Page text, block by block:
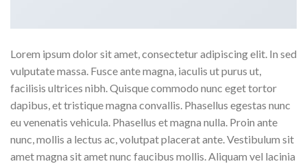
Lorem ipsum dolor sit amet, consectetur adipiscing elit. In sed
vulputate massa. Fusce ante magna, iaculis ut purus ut,
facilisis ultrices nibh. Quisque commodo nunc eget tortor
dapibus, et tristique magna convallis. Phasellus egestas nunc
eu venenatis vehicula. Phasellus et magna nulla. Proin ante
nunc, mollis a lectus ac, volutpat placerat ante. Vestibulum sit
amet magna sit amet nunc faucibus mollis. Aliquam vel lacinia